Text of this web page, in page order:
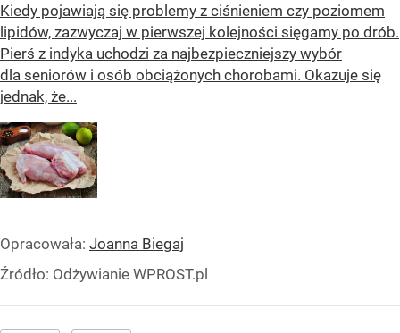
Kiedy pojawiają się problemy z ciśnieniem czy poziomem
lipidów, zazwyczaj w pierwszej kolejności sięgamy po drób.
Pierś z indyka uchodzi za najbezpieczniejszy wybór
dla seniorów i osób obciążonych chorobami. Okazuje się
jednak, że...
Opracowała: Joanna Biegaj
Źródło: Odżywianie WPROST.pl